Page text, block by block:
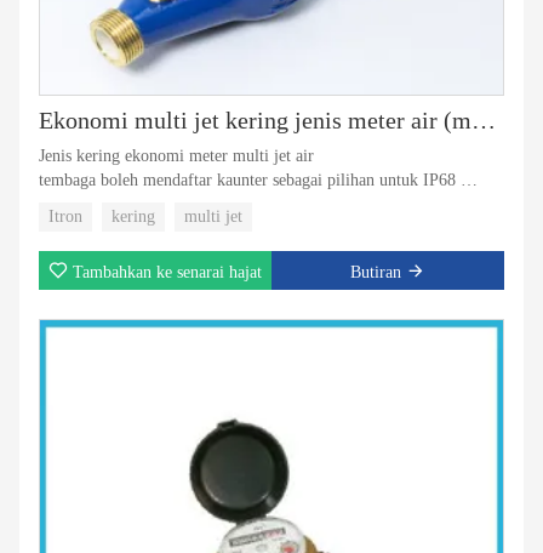
Ekonomi multi jet kering jenis meter air (model Itron)
Jenis kering ekonomi meter multi jet air
tembaga boleh mendaftar kaunter sebagai pilihan untuk IP68
Itron kering multi jet
Tambahkan ke senarai hajat Butiran